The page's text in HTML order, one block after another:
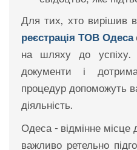
Для тих, хто вирішив
реєстрація ТОВ Одеса
на шляху до успіху.
документи і
процедур допоможуть
діяльність.
Одеса - відмінне місце
важливо ретельно